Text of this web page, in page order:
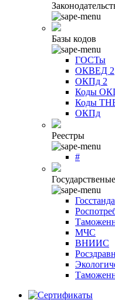
Базы кодов
ГОСТы
ОКВЕД 2
ОКПд 2
Коды
Коды
ОКПд
Реестры
#
МЧС
ВНИИС